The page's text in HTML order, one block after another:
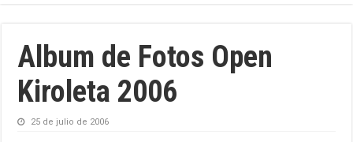
Album de Fotos Open
Kiroleta 2006
25 de julio de 2006